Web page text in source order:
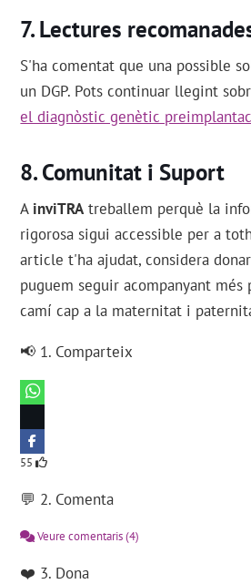
Lectures
S'ha comentat que una possible
un DGP. Pots continuar llegint
el diagnòstic genètic
Comunitat i Suport
A inviTRA treballem perquè la
rigorosa sigui accessible per a
article t'ha ajudat, considera
puguem seguir acompanyant més
camí cap a la maternitat i
📢 1. Comparteix
55
💬 2. Comenta
Veure comentaris(4)
❤️ 3. Dona